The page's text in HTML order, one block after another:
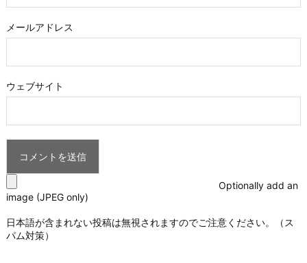
メールアドレス
ウェブサイト
Optionally add an
image (JPEG only)
日本語が含まれない投稿は無視されますのでご注意ください。（ス
パム対策）